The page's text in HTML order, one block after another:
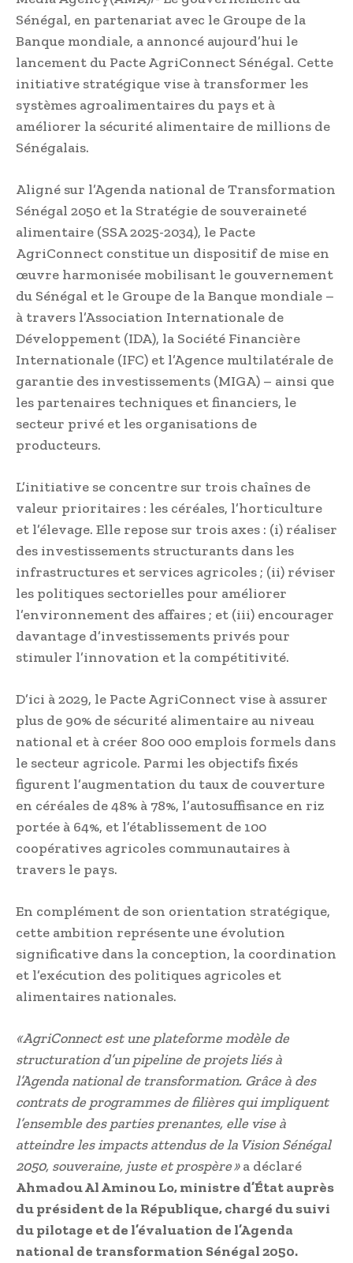
Sénégal, en partenariat avec le Groupe de la
Banque mondiale, a annoncé aujourd’hui le
lancement du Pacte AgriConnect Sénégal. Cette
initiative stratégique vise à transformer les
systèmes agroalimentaires du pays et à
améliorer la sécurité alimentaire de millions de
Sénégalais.
Aligné sur l’Agenda national de Transformation
Sénégal 2050 et la Stratégie de souveraineté
alimentaire (SSA 2025-2034), le Pacte
AgriConnect constitue un dispositif de mise en
œuvre harmonisée mobilisant le gouvernement
du Sénégal et le Groupe de la Banque mondiale –
à travers l’Association Internationale de
Développement (IDA), la Société Financière
Internationale (IFC) et l’Agence multilatérale de
garantie des investissements (MIGA) – ainsi que
les partenaires techniques et financiers, le
secteur privé et les organisations de
producteurs.
L’initiative se concentre sur trois chaînes de
valeur prioritaires : les céréales, l’horticulture
et l’élevage. Elle repose sur trois axes : (i) réaliser
des investissements structurants dans les
infrastructures et services agricoles ; (ii) réviser
les politiques sectorielles pour améliorer
l’environnement des affaires ; et (iii) encourager
davantage d’investissements privés pour
stimuler l’innovation et la compétitivité.
D’ici à 2029, le Pacte AgriConnect vise à assurer
plus de 90% de sécurité alimentaire au niveau
national et à créer 800 000 emplois formels dans
le secteur agricole. Parmi les objectifs fixés
figurent l’augmentation du taux de couverture
en céréales de 48% à 78%, l’autosuffisance en riz
portée à 64%, et l’établissement de 100
coopératives agricoles communautaires à
travers le pays.
En complément de son orientation stratégique,
cette ambition représente une évolution
significative dans la conception, la coordination
et l’exécution des politiques agricoles et
alimentaires nationales.
« AgriConnect est une plateforme modèle de
structuration d’un pipeline de projets liés à
l’Agenda national de transformation. Grâce à des
contrats de programmes de filières qui impliquent
l’ensemble des parties prenantes, elle vise à
atteindre les impacts attendus de la Vision Sénégal
2050, souveraine, juste et prospère »a déclaré
Ahmadou Al Aminou Lo, ministre d’État auprès
du président de la République, chargé du suivi
du pilotage et de l’évaluation de l’Agenda
national de transformation Sénégal 2050.